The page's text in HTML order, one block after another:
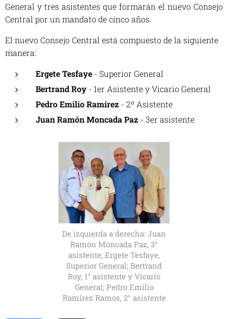
General y tres asistentes que formarán el nuevo Consejo
Central por un mandato de cinco años.
El nuevo Consejo Central está compuesto de la siguiente
manera:
Ergete Tesfaye - Superior General
Bertrand Roy - 1er Asistente y Vicario General
Pedro Emilio Ramírez - 2º Asistente
Juan Ramón Moncada Paz - 3er asistente
De izquierda a derecha: Juan
Ramón Moncada Paz, 3°
asistente; Ergete Tesfaye,
Superior General; Bertrand
Roy, 1° asistente y Vicario
General; Pedro Emilio
Ramírez Ramos, 2° asistente